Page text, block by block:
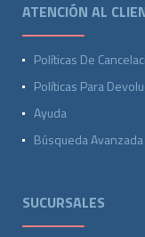
ATENCIÓN AL
Políticas De
Políticas Para
Ayuda
Búsqueda Avanzada
SUCURSALES